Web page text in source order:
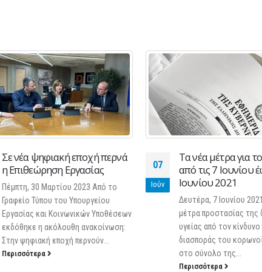
νέα ψηφιακή εποχή περνά
Εργασίας
30 Μαρτίου 2023 Από το
Τύπου του Υπουργείου
και Κοινωνικών Υποθέσεων
η ακόλουθη ανακοίνωση:
ψηφιακή εποχή περνούν...
Τα νέα μέτρα για το
από τις 7 Ιουνίου
Ιουνίου 2021
Δευτέρα, 7 Ιουνίου 2021
μέτρα προστασίας της
υγείας από τον κίνδυνο
διασποράς του κορωνοϊού
στο σύνολο της...
Περισσότερα